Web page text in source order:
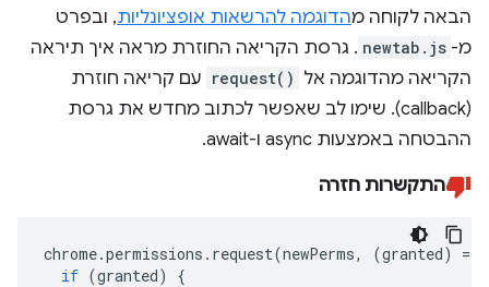
הבאה לקוחה מהדוגמה להרשאות אופציונליות, ובפרט
מ- newtab.js . גרסת הקריאה החוזרת מראה איך תיראה
הקריאה מהדוגמה אל request() עם קריאה חוזרת
(callback). שימו לב שאפשר לכתוב מחדש את גרסת
ההבטחה באמצעות async ו-await.
התקשרות חזרה
chrome.permissions . request(newPerms, (granted) =>
if (granted) {